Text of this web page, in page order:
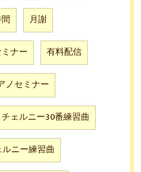
月謝
ナー 有料配信
ノセミナー
チェルニー30番練習曲
ニー練習曲